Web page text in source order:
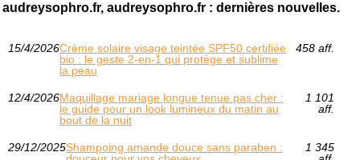
audreysophro.fr, audreysophro.fr : dernières nouvelles.
15/4/2026Crème solaire visage teintée SPF50 certifiée
bio : le geste 2-en-1 qui protège et sublime
la peau
458 aff.
12/4/2026Maquillage mariage longue tenue pas cher :
le guide pour un look lumineux du matin au
bout de la nuit
1 101
aff.
29/12/2025Shampoing amande douce sans paraben :
1 345